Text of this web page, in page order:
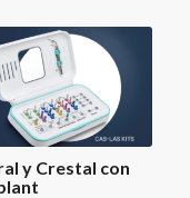
y Crestal con